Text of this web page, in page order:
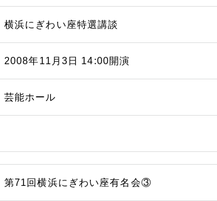
横浜にぎわい座特選講談
2008年11月3日 14:00開演
芸能ホール
第71回横浜にぎわい座有名会③